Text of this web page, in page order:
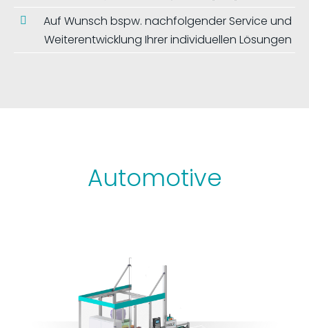
Auf Wunsch bspw. nachfolgender Service und
Weiterentwicklung Ihrer individuellen Lösungen
Automotive